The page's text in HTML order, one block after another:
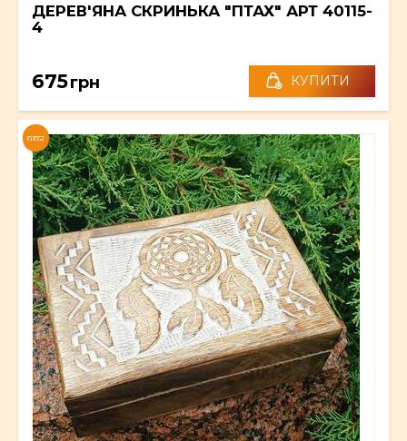
ДЕРЕВ'ЯНА СКРИНЬКА "ПТАХ" АРТ 40115-
4
675грн КУПИТИ
NEW